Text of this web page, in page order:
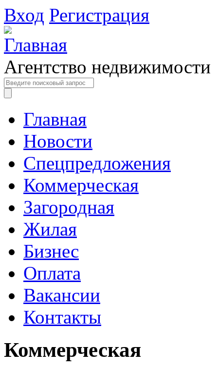
Вход Регистрация
Агентство недвижимости
Главная
Новости
Спецпредложения
Коммерческая
Загородная
Жилая
Бизнес
Оплата
Вакансии
Контакты
Коммерческая